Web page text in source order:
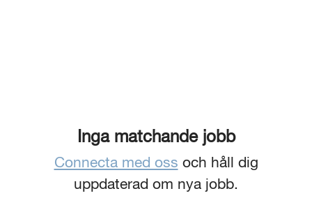
Inga matchande jobb
Connecta med oss och håll dig
uppdaterad om nya jobb.